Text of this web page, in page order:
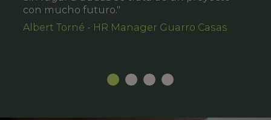
con mucho futuro."
Albert Torné - HR Manager Guarro Casas